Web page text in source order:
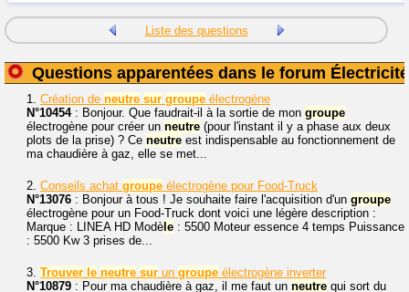
Liste des questions
Questions apparentées dans le forum Électricité
1. Création de neutre sur groupe électrogène
N°10454: Bonjour. Que faudrait-il à la sortie de mon groupe
électrogène pour créer un neutre (pour l'instant il y a phase aux deux
plots de la prise) ? Ce neutre est indispensable au fonctionnement de
ma chaudière à gaz, elle se met...
2. Conseils achat groupe électrogène pour Food-Truck
N°13076 : Bonjour à tous ! Je souhaite faire l'acquisition d'un groupe
électrogène pour un Food-Truck dont voici une légère description :
Marque : LINEA HD Modè le : 5500 Moteur essence 4 temps Puissance
: 5500 Kw 3 prises de...
3. Trouver le neutre sur un groupe électrogène inverter
N°10879 : Pour ma chaudière à gaz, il me faut un neutre qui sort du